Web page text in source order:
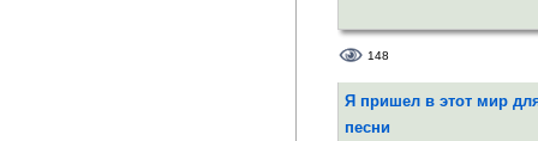
148
Я пришел в этот мир
песни